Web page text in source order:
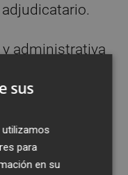
administrativa
que hoy es
del
su puesto
Si durante
sus
para
en su